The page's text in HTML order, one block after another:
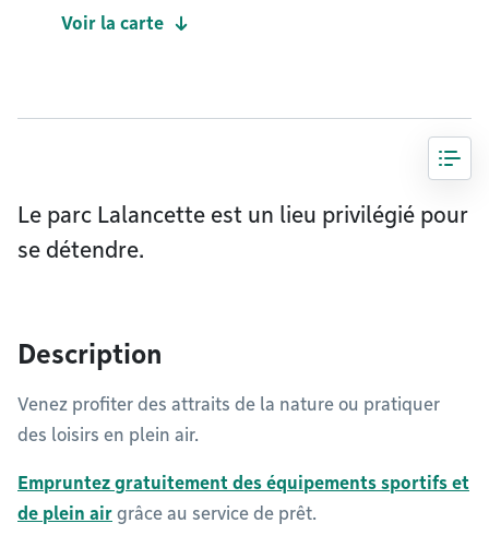
Voir la carte
Le parc Lalancette est un lieu privilégié pour
se détendre.
Description
Venez profiter des attraits de la nature ou pratiquer
des loisirs en plein air.
Empruntez gratuitement des équipements sportifs et
de plein air grâce au service de prêt.